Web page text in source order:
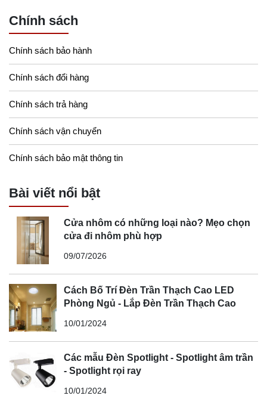
Chính sách
Chính sách bảo hành
Chính sách đổi hàng
Chính sách trả hàng
Chính sách vận chuyển
Chính sách bảo mật thông tin
Bài viết nổi bật
Cửa nhôm có những loại nào? Mẹo chọn
cửa đi nhôm phù hợp
09/07/2026
Cách Bố Trí Đèn Trần Thạch Cao LED
Phòng Ngủ - Lắp Đèn Trần Thạch Cao
10/01/2024
Các mẫu Đèn Spotlight - Spotlight âm trần
- Spotlight rọi ray
10/01/2024